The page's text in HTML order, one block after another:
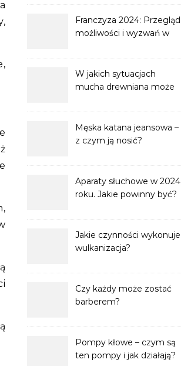
internetowej
Franczyza 2024: Przegląd
możliwości i wyzwań w
W jakich sytuacjach
mucha drewniana może
Męska katana jeansowa –
z czym ją nosić?
Aparaty słuchowe w 2024
roku. Jakie powinny być?
Jakie czynności wykonuje
wulkanizacja?
Czy każdy może zostać
barberem?
Pompy kłowe – czym są
ten pompy i jak działają?